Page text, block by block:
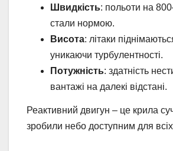
Швидкість: польоти на
стали нормою.
Висота: літаки
уникаючи турбулентності.
Потужність: здатність
вантажі на далекі відстані.
Реактивний двигун – це крила
зробили небо доступним для